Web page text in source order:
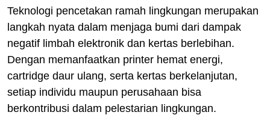
Teknologi pencetakan ramah lingkungan merupakan
langkah nyata dalam menjaga bumi dari dampak
negatif limbah elektronik dan kertas berlebihan.
Dengan memanfaatkan printer hemat energi,
cartridge daur ulang, serta kertas berkelanjutan,
setiap individu maupun perusahaan bisa
berkontribusi dalam pelestarian lingkungan.